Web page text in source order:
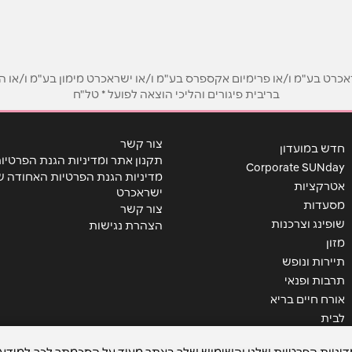
בע"מ ו/או פרימיום אקספרס בע"מ ו/או ישראכרט מימון בע"מ ו/או
בריבית פיגורים והליכי הוצאה לפועל * טל"ח
חדש במועדון
Corporate SUNday
אטרקציות
מסעדות
שופינג וצרכנות
מזון
תיירות ונופש
תרבות ופנאי
אורח חיים בריא
לבית
צור קשר
תקנון אתר ומדיניות הגנת
מדיניות הגנת הפרטיות האחודה
ישראכרט
צור קשר
הצהרת נגישות